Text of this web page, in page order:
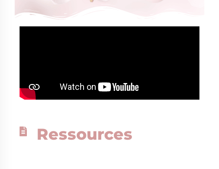
Ressources